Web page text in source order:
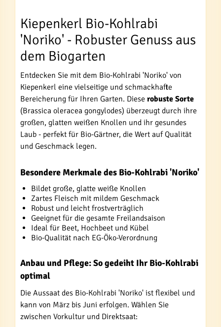
Kiepenkerl Bio-Kohlrabi
'Noriko' - Robuster Genuss aus
dem Biogarten
Entdecken Sie mit dem Bio-Kohlrabi 'Noriko' von
Kiepenkerl eine vielseitige und schmackhafte
Bereicherung für Ihren Garten. Diese robuste Sorte
(Brassica oleracea gongylodes) überzeugt durch ihre
großen, glatten weißen Knollen und ihr gesundes
Laub - perfekt für Bio-Gärtner, die Wert auf Qualität
und Geschmack legen.
Besondere Merkmale des Bio-Kohlrabi 'Noriko'
Bildet große, glatte weiße Knollen
Zartes Fleisch mit mildem Geschmack
Robust und leicht frostverträglich
Geeignet für die gesamte Freilandsaison
Ideal für Beet, Hochbeet und Kübel
Bio-Qualität nach EG-Öko-Verordnung
Anbau und Pflege: So gedeiht Ihr Bio-Kohlrabi
optimal
Die Aussaat des Bio-Kohlrabi 'Noriko' ist flexibel und
kann von März bis Juni erfolgen. Wählen Sie
zwischen Vorkultur und Direktsaat: